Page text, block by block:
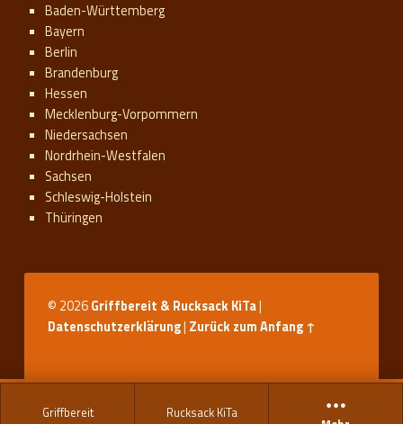
Griffbereit Rucksack KiTa
Baden-Württemberg
Bayern
Berlin
Brandenburg
Hessen
Mecklenburg-Vorpommern
Niedersachsen
Nordrhein-Westfalen
Sachsen
Schleswig-Holstein
Thüringen
© 2026Griffbereit & Rucksack KiTa|
Datenschutzerklärung| Zurück zum Anfang ↑